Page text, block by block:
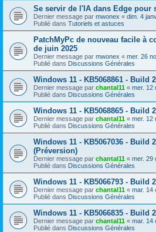
Se servir de l'IA dans Edge pour
Dernier message par mwonex « dim. 4
Publié dans Tutoriels et astuces
PatchMyPc de nouveau facile à
de juin 2025
Dernier message par mwonex « mer. 26
Publié dans Discussions Générales
Windows 11 - KB5068861 - Build
Dernier message par chantal11 « mer. 12
Publié dans Discussions Générales
Windows 11 - KB5068865 - Build
Dernier message par chantal11 « mer. 12
Publié dans Discussions Générales
Windows 11 - KB5067036 - Build
(Préversion)
Dernier message par chantal11 « mer. 29
Publié dans Discussions Générales
Windows 11 - KB5066793 - Build
Dernier message par chantal11 « mar. 14
Publié dans Discussions Générales
Windows 11 - KB5066835 - Build
Dernier message par chantal11 « mar. 14
Publié dans Discussions Générales